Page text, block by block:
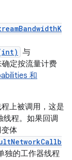
与
定按流量计费
和
上被调用，这是
线程。如果回调
体
独的工作器线程